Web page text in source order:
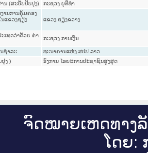
ນ (ສະບັບປັບປຸງ)
ກະຊວງ ຍຸຕິທໍາ
ານການຄຸ້ມຄອງ
ແຂວງຊຽງ
ແຂວງ ຊຽງຂວາງ
ເທດວ່າດ້ວຍ ຄ່າ
ກະຊວງ ການເງິນ
ຊຳລະ
ທະນາຄານແຫ່ງ ສປປ ລາວ
ງ )
ອົງການ ໄອຍະການປະຊາຊົນສູງສຸດ
ຈົດ​ໝາຍ​ເຫດ​ທາງ​
ໂດຍ: